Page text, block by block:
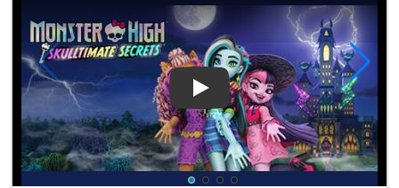
Play Video: Monster High: